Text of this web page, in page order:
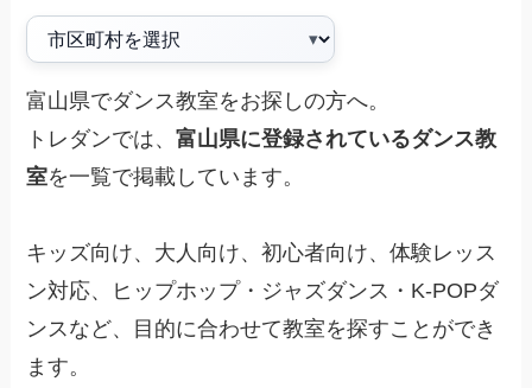
富山県でダンス教室をお探しの方へ。
トレダンでは、富山県に登録されているダンス教
室を一覧で掲載しています。
キッズ向け、大人向け、初心者向け、体験レッス
ン対応、ヒップホップ・ジャズダンス・K-POPダ
ンスなど、目的に合わせて教室を探すことができ
ます。